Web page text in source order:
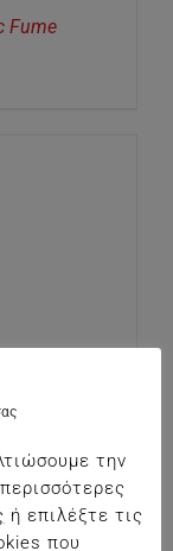
Fume
την
ή επιλέξτε τις
που